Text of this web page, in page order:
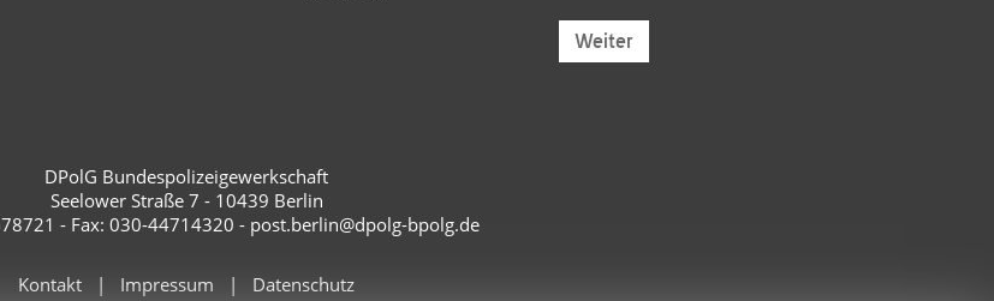
Weiter
DPolG Bundespolizeigewerkschaft
Seelower Straße 7 - 10439 Berlin
- Fax: 030-44714320 - post.berlin@dpolg-bpolg.de
Kontakt Impressum Datenschutz